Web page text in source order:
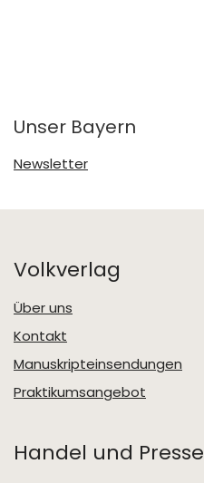
Unser Bayern
Newsletter
Volkverlag
Über uns
Kontakt
Manuskripteinsendungen
Praktikumsangebot
Handel und Presse